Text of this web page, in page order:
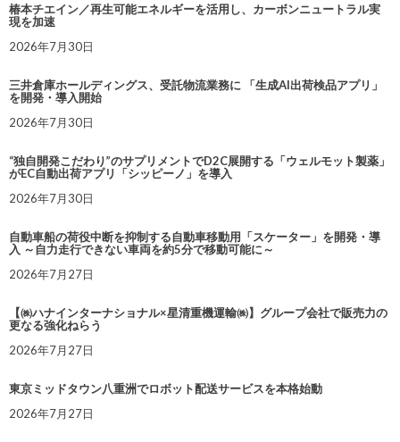
椿本チエイン／再生可能エネルギーを活用し、カーボンニュートラル実
現を加速
2026年7月30日
三井倉庫ホールディングス、受託物流業務に 「生成AI出荷検品アプリ」
を開発・導入開始
2026年7月30日
“独自開発こだわり”のサプリメントでD2C展開する「ウェルモット製薬」
がEC自動出荷アプリ「シッピーノ」を導入
2026年7月30日
自動車船の荷役中断を抑制する自動車移動用「スケーター」を開発・導
入 ～自力走行できない車両を約5分で移動可能に～
2026年7月27日
【㈱ハナインターナショナル×星清重機運輸㈱】グループ会社で販売力の
更なる強化ねらう
2026年7月27日
東京ミッドタウン八重洲でロボット配送サービスを本格始動
2026年7月27日